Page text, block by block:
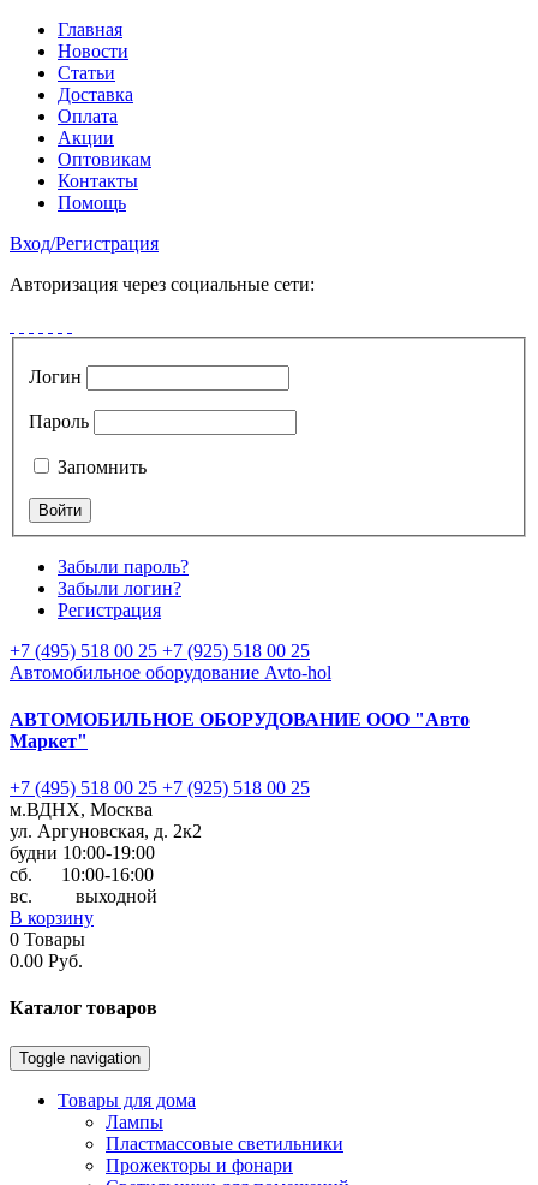
Главная
Новости
Статьи
Доставка
Оплата
Акции
Оптовикам
Контакты
Помощь
Вход/Регистрация
Авторизация через социальные сети:
Логин
Пароль
Запомнить
Забыли пароль?
Забыли логин?
Регистрация
+7 (495) 518 00 25 +7 (925) 518 00 25
Автомобильное оборудование Avto-hol
АВТОМОБИЛЬНОЕ ОБОРУДОВАНИЕ ООО "Авто
Маркет"
+7 (495) 518 00 25 +7 (925) 518 00 25
м.ВДНХ, Москва
ул. Аргуновская, д. 2к2
будни 10:00-19:00
cб. 10:00-16:00
вс. выходной
В корзину
0 Товары
0.00 Руб.
Каталог товаров
Toggle navigation
Товары для дома
Лампы
Пластмассовые светильники
Прожекторы и фонари